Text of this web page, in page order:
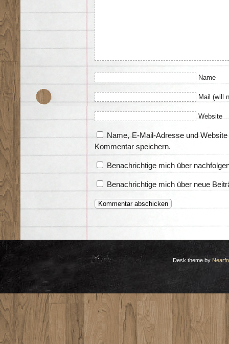
Name
Mail (will
Website
Name, E-Mail-Adresse und
Kommentar speichern.
Benachrichtige mich über
Benachrichtige mich über neue
Desk theme by